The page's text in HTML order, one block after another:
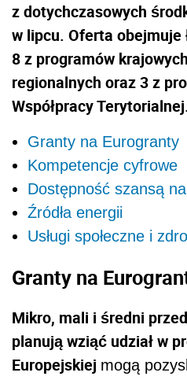
z dotychczasowych
w lipcu. Oferta obejmuje
8 z programów
regionalnych oraz 3 z
Współpracy
Granty na Eurogranty
Kompetencje cyfrowe
Dostępność szansą
Źródła energii
Usługi społeczne i
Granty na
Mikro, mali i średni
planują wziąć udział w
Europejskiej mogą